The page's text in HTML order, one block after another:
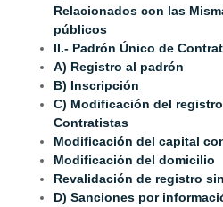
Relacionados con las
públicos
II.- Padrón Único de
A) Registro al padrón
B) Inscripción
C) Modificación del
Contratistas
Modificación del capital
Modificación del domicilio
Revalidación de registro
D) Sanciones por